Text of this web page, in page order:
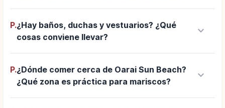
P.¿Hay baños, duchas y vestuarios? ¿Qué
cosas conviene llevar?
keyboard_arrow_down
P.¿Dónde comer cerca de Oarai Sun Beach?
¿Qué zona es práctica para mariscos?
keyboard_arrow_down